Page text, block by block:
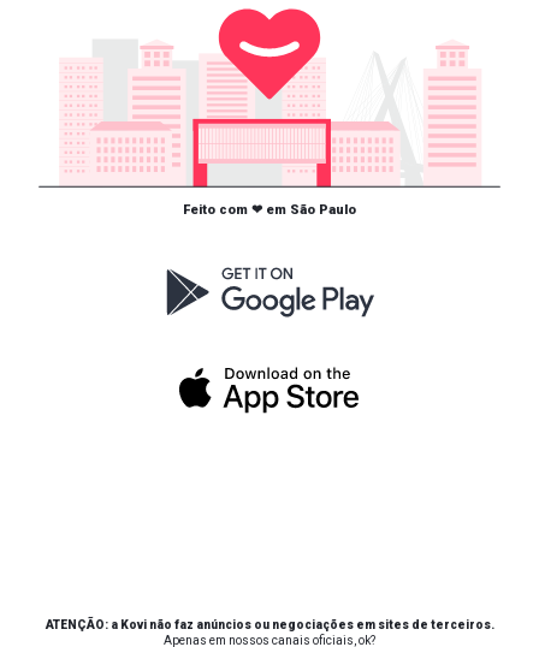
Feito com ❤ em São Paulo
ATENÇÃO: a Kovi não faz anúncios ou negociações em sites de terceiros.
Apenas em nossos canais oficiais, ok?